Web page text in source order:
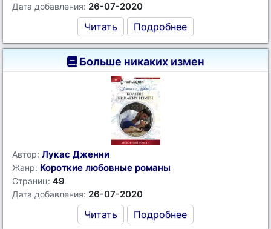
Дата добавления: 26-07-2020
Читать Подробнее
Больше никаких измен
Автор: Лукас Дженни
Жанр: Короткие любовные романы
Страниц: 49
Дата добавления: 26-07-2020
Читать Подробнее